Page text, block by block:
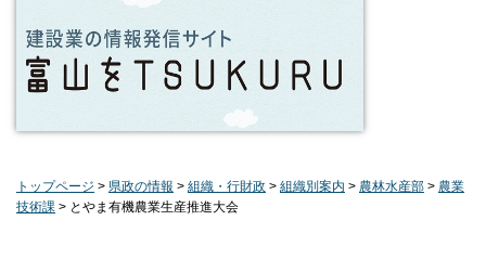
トップページ > 県政の情報 > 組織・行財政 > 組織別案内 > 農林水産部 > 農業
技術課 > とやま有機農業生産推進大会